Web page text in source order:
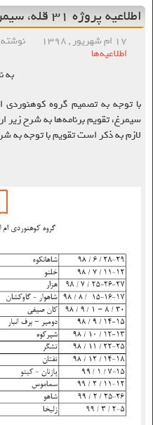
اطلاعیه پروژه ۳۱ قله، سیمرغ کوه‌های ایران
۱۷ ام شهریور , ۱۳۹۸
اطلاعیه‌ها
به
با توجه به تصمیم گروه
سیمرغ، تقویم برنامه‌ها به شرح زیر
لازم به ذکر است تقویم با توجه به